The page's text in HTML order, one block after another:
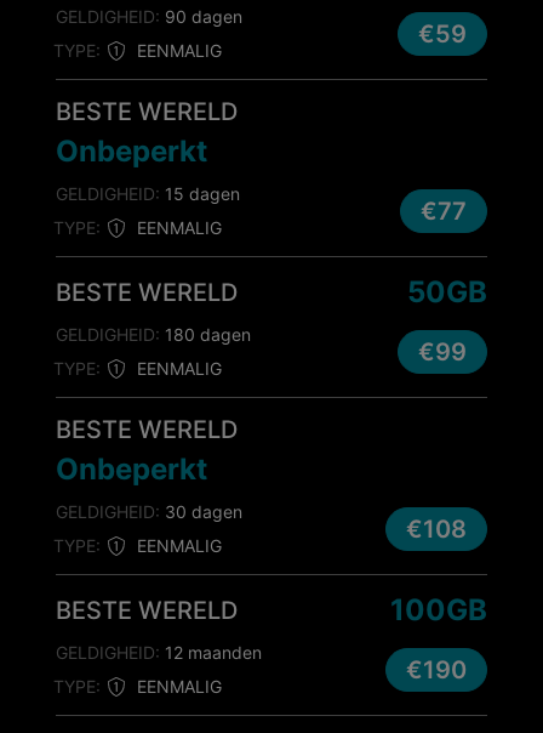
TYPE: EENMALIG
GELDIGHEID: 90 dagen
€59
BESTE WERELD
TYPE: EENMALIG
Onbeperkt
GELDIGHEID: 15 dagen
€77
BESTE WERELD
TYPE: EENMALIG
50GB
GELDIGHEID: 180 dagen
€99
BESTE WERELD
TYPE: EENMALIG
Onbeperkt
GELDIGHEID: 30 dagen
€108
BESTE WERELD
TYPE: EENMALIG
100GB
GELDIGHEID: 12 maanden
€190